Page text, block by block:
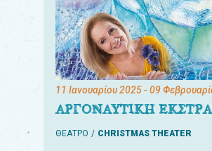
11 Ιανουαρίου 2025- 09
ΑΡΓΟΝΑΥΤΙΚΗ
ΘΕΑΤΡΟ CHRISTMAS THEATER